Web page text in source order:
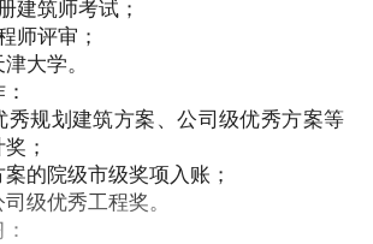
建筑师考试；
师评审；
大学。
秀规划建筑方案、公司级优秀方案等
；
的院级市级奖项入账；
级优秀工程奖。